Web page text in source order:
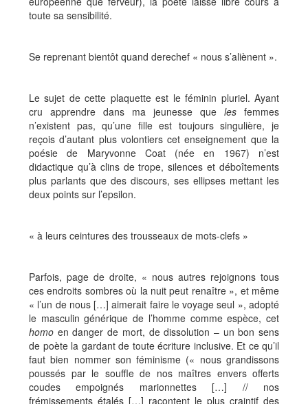
toute sa sensibilité.
Se reprenant bientôt quand derechef « nous s’aliènent ».
Le sujet de cette plaquette est le féminin pluriel. Ayant
cru apprendre dans ma jeunesse que les femmes
n’existent pas, qu’une fille est toujours singulière, je
reçois d’autant plus volontiers cet enseignement que la
poésie de Maryvonne Coat (née en 1967) n’est
didactique qu’à clins de trope, silences et déboîtements
plus parlants que des discours, ses ellipses mettant les
deux points sur l’epsilon.
« à leurs ceintures des trousseaux de mots-clefs »
Parfois, page de droite, « nous autres rejoignons tous
ces endroits sombres où la nuit peut renaître », et même
« l’un de nous […] aimerait faire le voyage seul », adopté
le masculin générique de l’homme comme espèce, cet
homo en danger de mort, de dissolution – un bon sens
de poète la gardant de toute écriture inclusive. Et ce qu’il
faut bien nommer son féminisme (« nous grandissons
poussés par le souffle de nos maîtres envers offerts
coudes empoignés marionnettes […] // nos
frémissements étalés […] racontent le plus craintif des